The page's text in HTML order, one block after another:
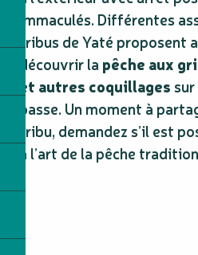
immaculés. Différentes
tribus de Yaté proposent
découvrir la pêche aux
et autres coquillages
basse. Un moment à
tribu, demandez s’il est
à l’art de la pêche